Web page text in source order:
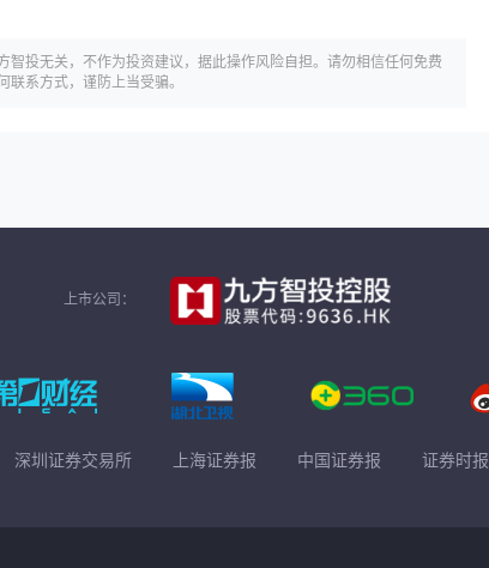
智投无关，不作为投资建议，据此操作风险自担。请勿相信任何免费
系方式，谨防上当受骗。
上市公司：
深圳证券交易所 上海证券报 中国证券报 证券时报